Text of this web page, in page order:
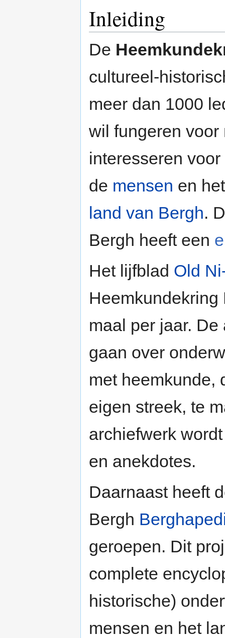
Inleiding
De
cultureel-
meer dan 1000
wil fungeren
interesseren
de mensen en
land van Bergh.
Bergh heeft een
Het lijfblad Old
maal per jaar.
gaan over
met heemkunde,
eigen streek, te
archiefwerk
en anekdotes.
Daarnaast heeft
Bergh
geroepen. Dit
complete
historische)
mensen en het